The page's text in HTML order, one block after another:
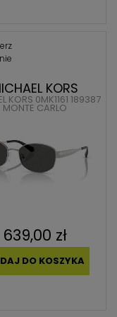
KORS
KORS 0MK1161 189387
MONTE CARLO
639,00 zł
DO KOSZYKA